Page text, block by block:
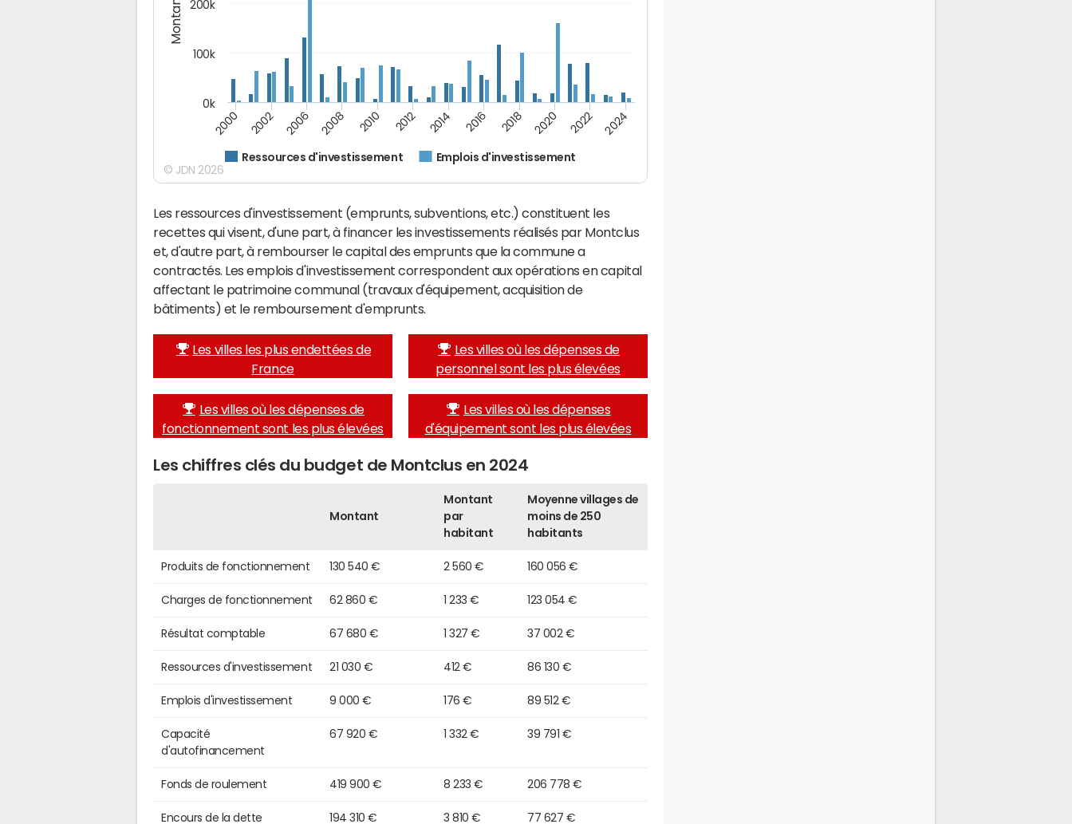
Ressources d'investissement Emplois d'investissement
2000 2002 2006 2008 2010 2012 2014 2016 2018 2020 2022 2024
0k
100k
200k
© JDN 2026
Les ressources d'investissement (emprunts, subventions, etc.) constituent les
recettes qui visent, d'une part, à financer les investissements réalisés par Montclus
et, d'autre part, à rembourser le capital des emprunts que la commune a
contractés. Les emplois d'investissement correspondent aux opérations en capital
affectant le patrimoine communal (travaux d'équipement, acquisition de
bâtiments) et le remboursement d'emprunts.
Les villes les plus endettées de
France
Les villes où les dépenses de
personnel sont les plus élevées
Les villes où les dépenses de
fonctionnement sont les plus élevées
Les villes où les dépenses
d'équipement sont les plus élevées
Les chiffres clés du budget de Montclus en 2024
Montant
Montant
par
habitant
Moyenne villages de
moins de 250
habitants
Produits de fonctionnement 130 540 € 2 560 € 160 056 €
Charges de fonctionnement 62 860 € 1 233 € 123 054 €
Résultat comptable 67 680 € 1 327 € 37 002 €
Ressources d'investissement 21 030 € 412 € 86 130 €
Emplois d'investissement 9 000 € 176 € 89 512 €
Capacité
d'autofinancement
67 920 € 1 332 € 39 791 €
Fonds de roulement 419 900 € 8 233 € 206 778 €
Encours de la dette 194 310 € 3 810 € 77 627 €